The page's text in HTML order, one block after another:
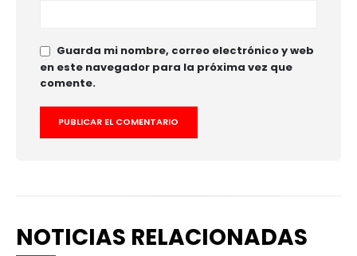
Guarda mi nombre, correo electrónico y web
en este navegador para la próxima vez que
comente.
NOTICIAS RELACIONADAS